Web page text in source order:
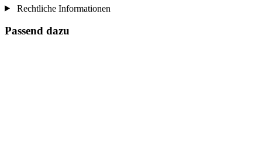
Rechtliche Informationen
Passend dazu